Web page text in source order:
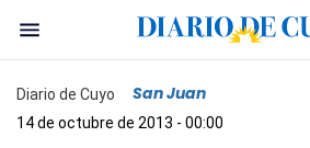
Diario de Cuyo San Juan
14 de octubre de 2013 - 00:00